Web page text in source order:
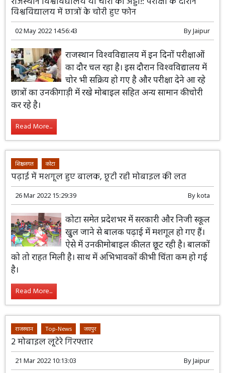
विश्वविद्यालय में छात्रों के चोरी हुए फोन
02 May 2022 14:56:43 ByJaipur
राजस्थान विश्वविद्यालय में इन दिनों परीक्षाओं
का दौर चल रहा है। इस दौरान विश्वविद्यालय में
चोर भी सक्रिय हो गए है और परीक्षा देने आ रहे
छात्रों का उनकी गाड़ी में रखे मोबाइल सहित अन्य सामान की चोरी
कर रहे है।
Read More...
शिक्षा जगत कोटा
पढ़ाई में मशगूल हुए बालक, छूटी रही मोबाइल की लत
26 Mar 2022 15:29:39 Bykota
कोटा समेत प्रदेशभर में सरकारी और निजी स्कूल
खुुल जाने से बालक पढ़ाई में मशगूल हो गए हैं।
ऐसे में उनकी मोबाइल की लत छूट रही है। बालकों
को तो राहत मिली है। साथ में अभिभावकों की भी चिंता कम हो गई
है।
Read More...
राजस्थान Top-News जयपुर
2 मोबाइल लूटेरे गिरफ्तार
21 Mar 2022 10:13:03 ByJaipur